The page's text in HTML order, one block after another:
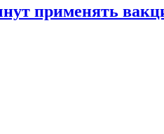
применять